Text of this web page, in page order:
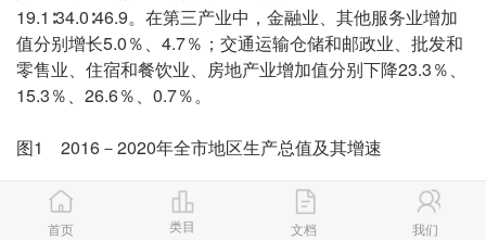
19.1∶34.0∶46.9。在第三产业中，金融业、其他服务业增加
值分别增长5.0％、4.7％；交通运输仓储和邮政业、批发和
零售业、住宿和餐饮业、房地产业增加值分别下降23.3％、
15.3％、26.6％、0.7％。
图1 2016－2020年全市地区生产总值及其增速
价格运行保持稳定。全市居民消费价格上涨2.6％，分类别
看：食品烟酒价格上涨7.9％，衣着价格下降3.4％，居住价
首页 类目 文档 我们